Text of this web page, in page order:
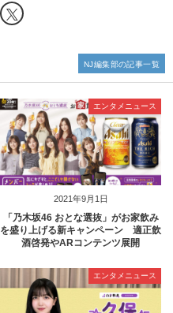
2021年9月1日
エンタメニュース
「乃木坂46 おとな選抜」がお家飲み
を盛り上げる新キャンペーン 適正飲
酒啓発やARコンテンツ展開
エンタメニュース
NJ編集部の記事一覧